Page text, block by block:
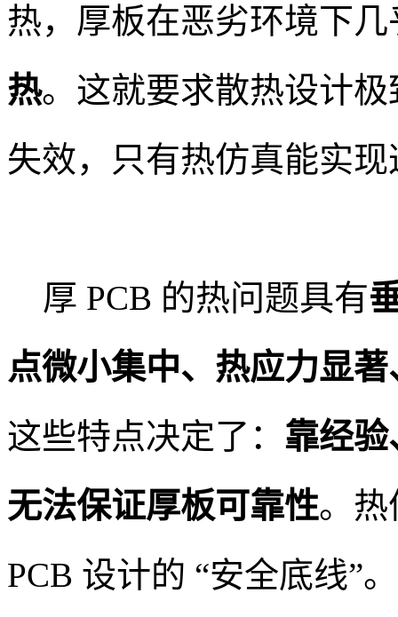
热，厚板在恶劣环境下几
热。这就要求散热设计
失效，只有热仿真能实
厚 PCB 的热问题具有
点微小集中、热应力显
这些特点决定了： 靠经
无法保证厚板可靠性。热
PCB 设计的 “安全底线”。